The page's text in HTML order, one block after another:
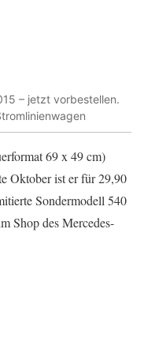
– jetzt vorbestellen.
69 x 49 cm)
Oktober ist er für 29,90
Sondermodell 540
Shop des Mercedes-